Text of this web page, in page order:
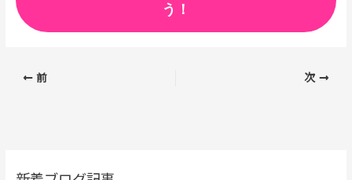
う！
前 次